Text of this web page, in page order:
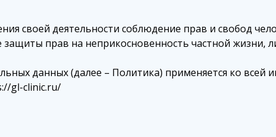
своей деятельности соблюдение прав и свобод
прав на неприкосновенность частной жизни,
данных (далее – Политика) применяется ко всей
gl-clinic.ru/